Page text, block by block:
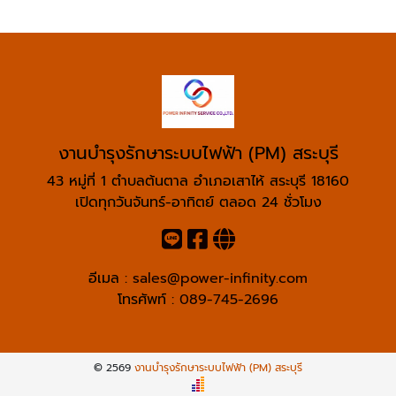
งานบำรุงรักษาระบบไฟฟ้า (PM) สระบุรี
43 หมู่ที่ 1 ตำบลต้นตาล อำเภอเสาไห้ สระบุรี 18160
เปิดทุกวันจันทร์-อาทิตย์ ตลอด 24 ชั่วโมง
อีเมล : sales@power-infinity.com
โทรศัพท์ : 089-745-2696
© 2569 งานบำรุงรักษาระบบไฟฟ้า (PM) สระบุรี